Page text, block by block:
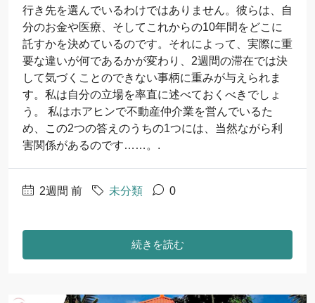
行き先を選んでいるわけではありません。彼らは、自
分のお金や医療、そしてこれからの10年間をどこに
託すかを決めているのです。それによって、実際に重
要な違いが何であるかが変わり、2週間の滞在では決
して気づくことのできない事柄に重みが与えられま
す。私は自分の立場を率直に述べておくべきでしょ
う。 私はホアヒンで不動産仲介業を営んでいるた
め、この2つの答えのうちの1つには、当然ながら利
害関係があるのです……。.
2週間 前 未分類 0
続きを読む